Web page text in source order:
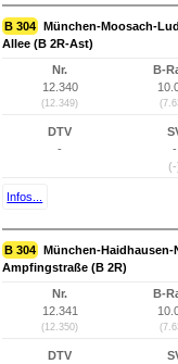
B 304 München-Moosach-
Allee (B 2R-Ast)
Nr.
12.340
(12.349)
B-
DTV
-
-
Infos...
B 304 München-Haidhausen-
Ampfingstraße (B 2R)
Nr.
12.341
(12.350)
B-
DTV